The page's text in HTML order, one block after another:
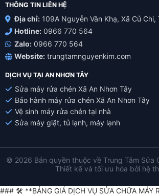
THÔNG TIN LIÊN HỆ
Địa chỉ:109A Nguyễn Văn Khạ, Xã Củ Chi,
Hotline: 0966 770 564
Zalo: 0966 770 564
Website: trungtamnguyenkim.com
DỊCH VỤ TẠI AN NHƠN TÂY
Sửa máy rửa chén Xã An Nhơn Tây
Bảo hành máy rửa chén Xã An Nhơn Tây
Vệ sinh máy rửa chén tại nhà
Sửa máy giặt, tủ lạnh, máy lạnh
© 2026 Bản quyền thuộc về Trung Tâm Sửa
Thiết kế và tối ưu hóa bởi hệ
### 🛠️ **BẢNG GIÁ DỊCH VỤ SỬA CHỮA MÁY